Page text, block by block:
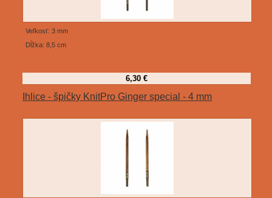
Veľkosť: 3 mm
Dĺžka: 8,5 cm
6,30 €
Ihlice - špičky KnitPro Ginger special - 4 mm